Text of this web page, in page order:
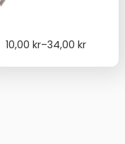
10,00 kr–34,00 kr
Price